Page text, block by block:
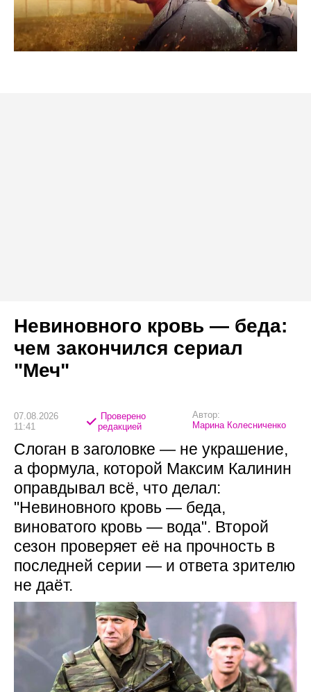
Невиновного кровь — беда:
чем закончился сериал
"Меч"
07.08.2026
11:41
Проверено
редакцией
Автор:
Марина Колесниченко
Слоган в заголовке — не украшение,
а формула, которой Максим Калинин
оправдывал всё, что делал:
"Невиновного кровь — беда,
виноватого кровь — вода". Второй
сезон проверяет её на прочность в
последней серии — и ответа зрителю
не даёт.